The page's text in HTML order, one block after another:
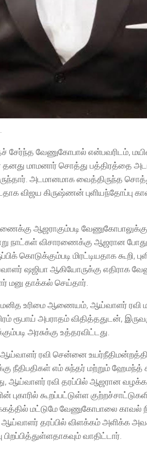
வேணுகோபால் என்பவரிடம்,
மாமனார் சொத்து பத்திரத்தை
அடமானமாக வைத்திருந்த
விஜய கிருஷ்ணன் புளியந்தோப்பு
ஆஜராகும்படி
நாட்கள் விசாரணைக்கு ஆஜரான
கொடுக்கும்படி மிரட்டியதாக கூறி,
ஷஜிபா ஆகியோருக்கு எதிராக
மனு தாக்கல் செய்தார்.
மனித உரிமை ஆணையம், ஆய்வாளர் ரவி
ரூபாய் அபராதம் விதித்ததுடன்,
அரசுக்கு உத்தரவிட்டது.
ரவி சென்னை
நீதிபதிகள் எம் சுந்தர் மற்றும்
ஆய்வாளர் ரவி தரப்பில் ஆஜரான
புகாரில் கூறப்பட்டுள்ள
மட்டுமே வேணுகோபாலை காவல்
தரப்பில் விளக்கம் அளிக்க
வாதிட்டார்.